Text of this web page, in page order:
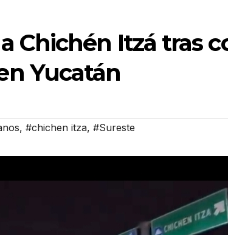
Chichén Itzá tras
Yucatán
, #chichen itza, #Sureste